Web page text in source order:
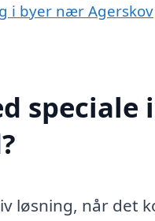
i byer nær Agerskov
løsning, når det